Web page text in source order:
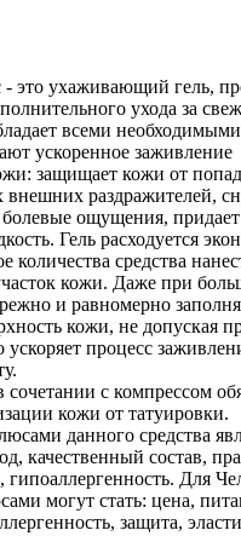
- это ухаживающий гель,
ухода за
всеми
ускоренное заживление
защищает кожи от
раздражителей,
болевые ощущения,
Гель расходуется
количества средства
кожи. Даже при
и равномерно
кожи, не допуская
ускоряет процесс
с компрессом
кожи от татуировки.
данного средства
качественный состав,
гипоаллергенность. Для
могут стать: цена,
защита,